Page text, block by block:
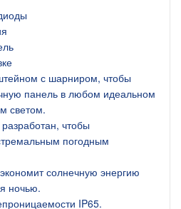
с шарниром, чтобы
панель в любом идеальном
светом.
чтобы
погодным
солнечную энергию
ночью.
IP65.